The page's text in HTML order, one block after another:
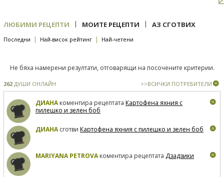
ЛЮБИМИ РЕЦЕПТИ | МОИТЕ РЕЦЕПТИ | АЗ СГОТВИХ
Последни | Най-висок рейтинг | Най-четени
Не бяха намерени резултати, отговарящи на посочените критерии.
262 ДУШИ ОНЛАЙН >>ВСИЧКИ ПОТРЕБИТЕЛИ
ДИАНАкоментира рецептата Картофена яхния с
пилешко и зелен боб
ДИАНАсготви Картофена яхния с пилешко и зелен боб
MARIYANA PETROVAкоментира рецептата Дзадзики